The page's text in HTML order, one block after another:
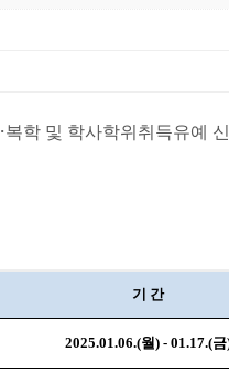
·복학 및 학사학위취득유예
기 간
2025.01.06.(월) - 01.17.(금